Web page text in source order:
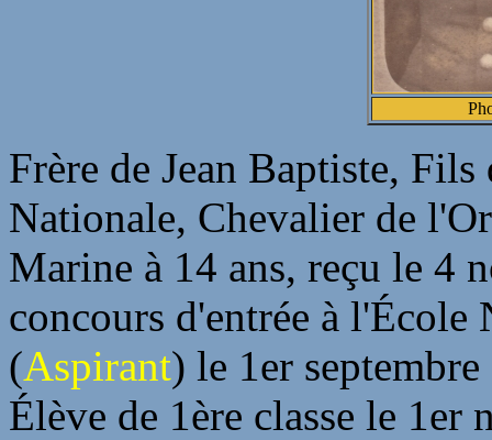
Frère de Jean Baptiste,
Nationale, Chevalier de
Marine à 14 ans, reçu le 4
concours d'entrée à l'École
(Aspirant) le 1er
Élève de 1ère classe le